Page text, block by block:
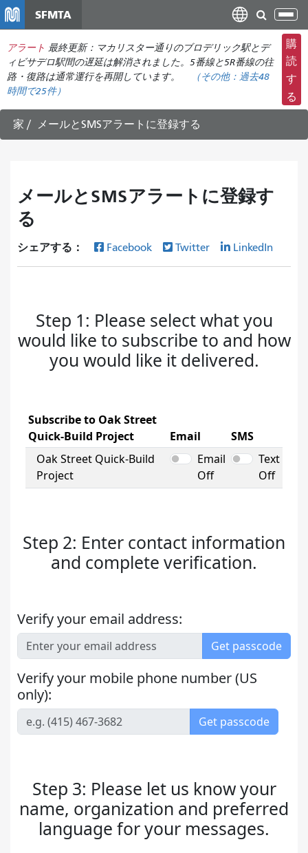
ン
コ
ン
ン
ツ
に
SFMTA
ナ
ビ
ゲ
ー
シ
ョ
の
アラート 最終更新：マカリスター通りのブロデリック駅とデ
ィビサデロ駅間の遅延は解消されました。5番線と5R番線の往
路・復路は通常運行を再開しています。
（その他： 過去48
時間で25件）
購
読
す
る
家 メールとSMSアラートに登録する
メールとSMSアラートに登録す
る
シェアする： Facebook Twitter LinkedIn